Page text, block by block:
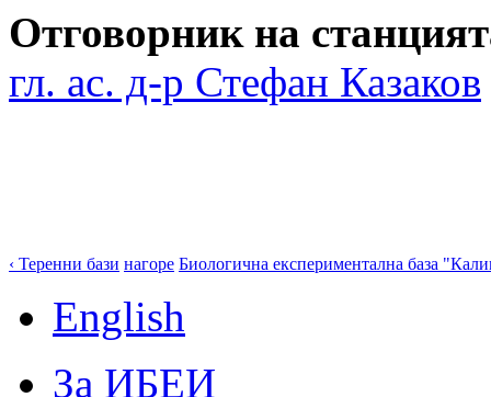
Отговорник на
гл. ас. д-р Стефан Казаков
‹ Теренни бази нагоре Биологична експериментална база
English
За ИБЕИ